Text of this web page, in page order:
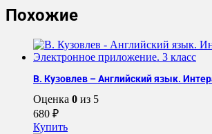
Ganado
Похожие
Оценка 0 из 5
680 ₽
Купить